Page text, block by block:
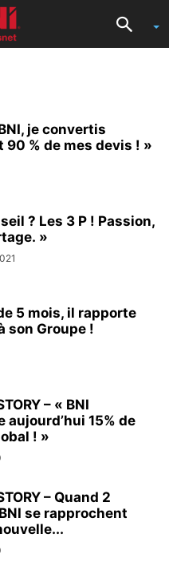
je convertis
90 % de mes devis ! »
? Les 3 P ! Passion,
»
5 mois, il rapporte
son Groupe !
– « BNI
aujourd’hui 15% de
! »
– Quand 2
se rapprochent